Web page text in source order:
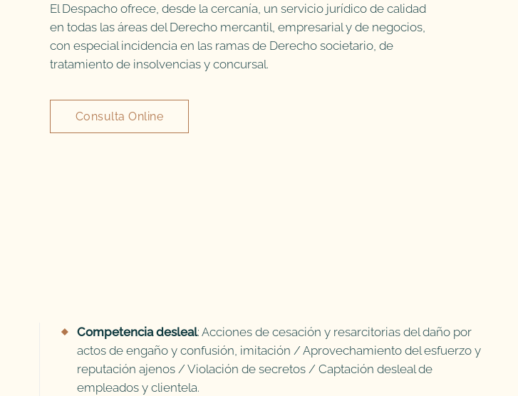
El Despacho ofrece, desde la cercanía, un servicio jurídico de calidad
en todas las áreas del Derecho mercantil, empresarial y de negocios,
con especial incidencia en las ramas de Derecho societario, de
tratamiento de insolvencias y concursal.
Consulta Online
Competencia desleal: Acciones de cesación y resarcitorias del daño por
actos de engaño y confusión, imitación / Aprovechamiento del esfuerzo y
reputación ajenos / Violación de secretos / Captación desleal de
empleados y clientela.